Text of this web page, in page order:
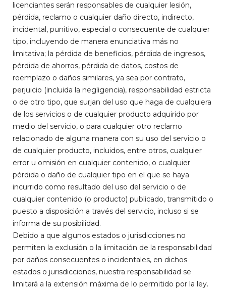
licenciantes serán responsables de cualquier lesión,
pérdida, reclamo o cualquier daño directo, indirecto,
incidental, punitivo, especial o consecuente de cualquier
tipo, incluyendo de manera enunciativa más no
limitativa; la pérdida de beneficios, pérdida de ingresos,
pérdida de ahorros, pérdida de datos, costos de
reemplazo o daños similares, ya sea por contrato,
perjuicio (incluida la negligencia), responsabilidad estricta
o de otro tipo, que surjan del uso que haga de cualquiera
de los servicios o de cualquier producto adquirido por
medio del servicio, o para cualquier otro reclamo
relacionado de alguna manera con su uso del servicio o
de cualquier producto, incluidos, entre otros, cualquier
error u omisión en cualquier contenido, o cualquier
pérdida o daño de cualquier tipo en el que se haya
incurrido como resultado del uso del servicio o de
cualquier contenido (o producto) publicado, transmitido o
puesto a disposición a través del servicio, incluso si se
informa de su posibilidad.
Debido a que algunos estados o jurisdicciones no
permiten la exclusión o la limitación de la responsabilidad
por daños consecuentes o incidentales, en dichos
estados o jurisdicciones, nuestra responsabilidad se
limitará a la extensión máxima de lo permitido por la ley.